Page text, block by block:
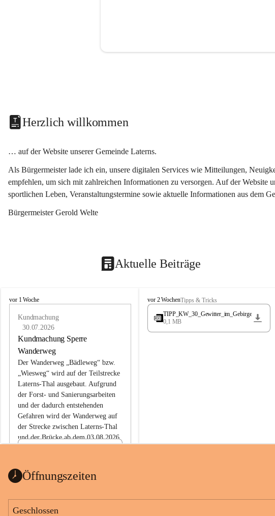
Herzlich willkommen
… auf der Website unserer Gemeinde Laterns.
Als Bürgermeister lade ich ein, unsere digitalen Services wie Mitteilungen,
empfehlen, um sich mit zahlreichen Informationen zu versorgen. Auf der Website
sportlichen Leben, Veranstaltungstermine sowie aktuelle Informationen aus dem
Bürgermeister Gerold Welte
Aktuelle Beiträge
L
vor 1 Woche
Kundmachung
30.07.2026
Kundmachung Sperre
Wanderweg
Der Wanderweg „Bädleweg“ bzw.
„Wiesweg“ wird auf der Teilstrecke
Laterns-Thal ausgebaut. Aufgrund
der Forst- und Sanierungsarbeiten
und der dadurch entstehenden
Gefahren wird der Wanderweg auf
der Strecke zwischen Laterns-Thal
und der Brücke ab dem 03.08.2026
ht
1 Seite•0,1 MB
L
a
e
vor 2 WochenTipps & Tricks
TIPP_KW_30_Gewitter_im_Gebirge
0,1 MB
Öffnungszeiten
Geschlossen